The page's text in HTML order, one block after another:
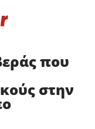
που
στην